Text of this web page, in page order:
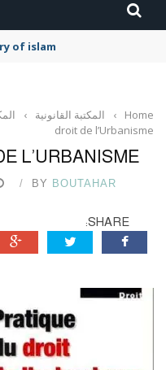
of islam
Home
› المكتبة القانونية ›
droit de l’Urbanisme
L’URBANISME
BY BOUTAHAR
SHARE: